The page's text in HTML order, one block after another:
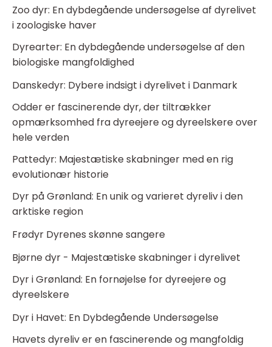
Zoo dyr: En dybdegående undersøgelse af dyrelivet
i zoologiske haver
Dyrearter: En dybdegående undersøgelse af den
biologiske mangfoldighed
Danskedyr: Dybere indsigt i dyrelivet i Danmark
Odder er fascinerende dyr, der tiltrækker
opmærksomhed fra dyreejere og dyreelskere over
hele verden
Pattedyr: Majestætiske skabninger med en rig
evolutionær historie
Dyr på Grønland: En unik og varieret dyreliv i den
arktiske region
Frødyr Dyrenes skønne sangere
Bjørne dyr - Majestætiske skabninger i dyrelivet
Dyr i Grønland: En fornøjelse for dyreejere og
dyreelskere
Dyr i Havet: En Dybdegående Undersøgelse
Havets dyreliv er en fascinerende og mangfoldig